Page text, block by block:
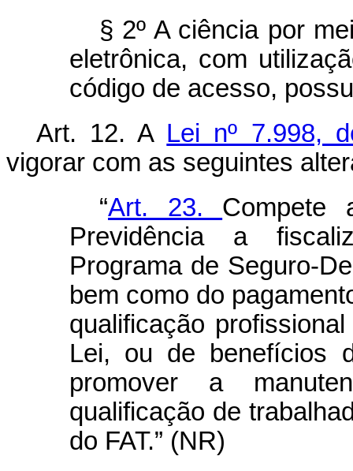
§ 2º A ciência por
eletrônica, com
código de acesso,
Art. 12. A Lei nº 7.998,
vigorar com as seguintes
“Art. 23. Compete
Previdência a
Programa de Seguro-
bem como do
qualificação
Lei, ou de benefícios
promover a
qualificação de
do FAT.” (NR)